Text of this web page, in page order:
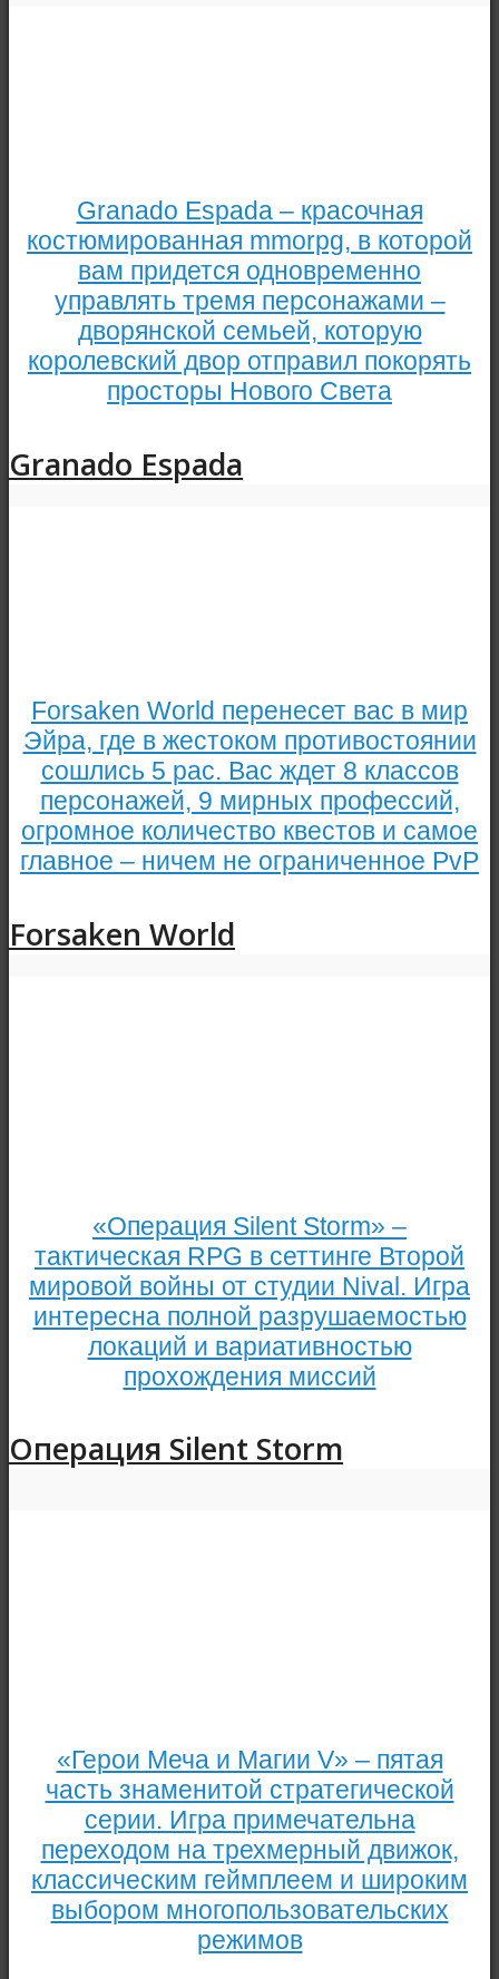
Granado Espada – красочная
костюмированная mmorpg, в которой
вам придется одновременно
управлять тремя персонажами –
дворянской семьей, которую
королевский двор отправил покорять
просторы Нового Света
Granado Espada
Forsaken World перенесет вас в мир
Эйра, где в жестоком противостоянии
сошлись 5 рас. Вас ждет 8 классов
персонажей, 9 мирных профессий,
огромное количество квестов и самое
главное – ничем не ограниченное PvP
Forsaken World
«Операция Silent Storm» –
тактическая RPG в сеттинге Второй
мировой войны от студии Nival. Игра
интересна полной разрушаемостью
локаций и вариативностью
прохождения миссий
Операция Silent Storm
«Герои Меча и Магии V» – пятая
часть знаменитой стратегической
серии. Игра примечательна
переходом на трехмерный движок,
классическим геймплеем и широким
выбором многопользовательских
режимов